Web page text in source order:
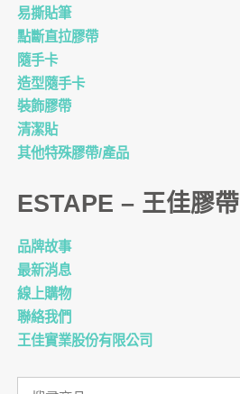
易撕貼筆
點斷直拉膠帶
隨手卡
造型隨手卡
裝飾膠帶
清潔貼
其他特殊膠帶/產品
ESTAPE – 王佳膠帶
品牌故事
最新消息
線上購物
聯絡我們
王佳實業股份有限公司